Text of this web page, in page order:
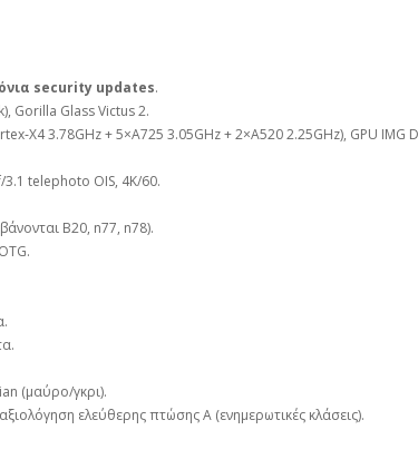
security updates.
Gorilla Glass Victus 2.
3.78GHz + 5×A725 3.05GHz + 2×A520 2.25GHz), GPU IMG
3.1 telephoto OIS, 4K/60.
B20, n77, n78).
(μαύρο/γκρι).
ελεύθερης πτώσης A (ενημερωτικές κλάσεις).